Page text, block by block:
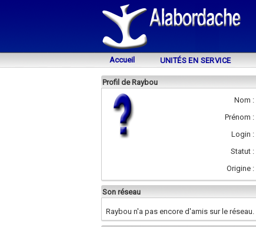
Accueil UNITÉS EN SERVICE
Profil de Raybou
Nom :
Prénom :
Login :
Statut :
Origine :
Son réseau
Raybou n'a pas encore d'amis sur le réseau.